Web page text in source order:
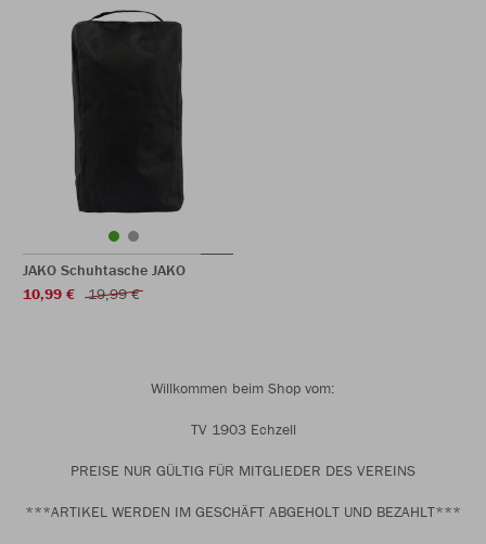
JAKO Schuhtasche JAKO
10,99 €
19,99 €
Willkommen beim Shop vom:
TV 1903 Echzell
PREISE NUR GÜLTIG FÜR MITGLIEDER DES VEREINS
***ARTIKEL WERDEN IM GESCHÄFT ABGEHOLT UND BEZAHLT***